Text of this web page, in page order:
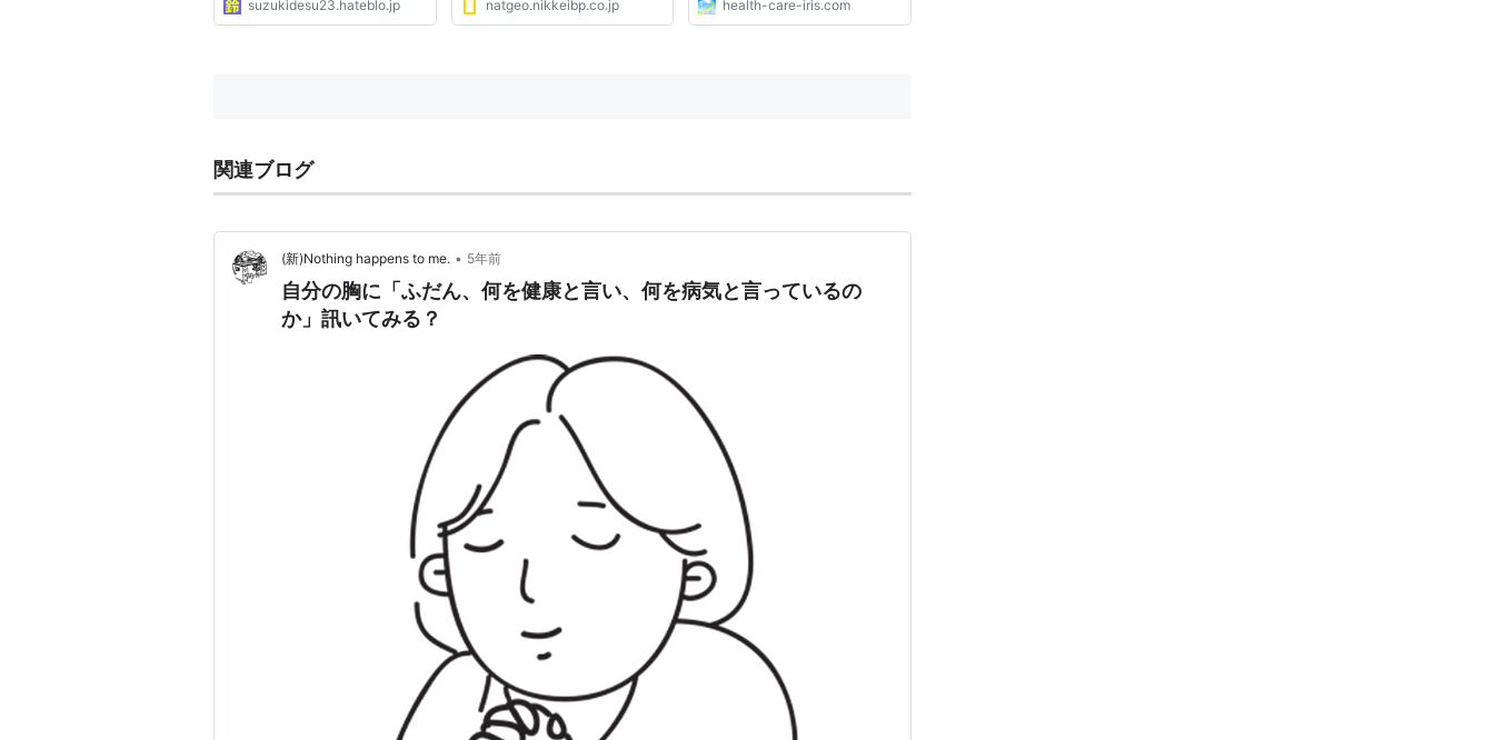
suzukidesu23.hateblo.jp natgeo.nikkeibp.co.jp health-care-iris.com
関連ブログ
(新)Nothing happens to me. • 5年前
自分の胸に「ふだん、何を健康と言い、何を病気と言っているの
か」訊いてみる？